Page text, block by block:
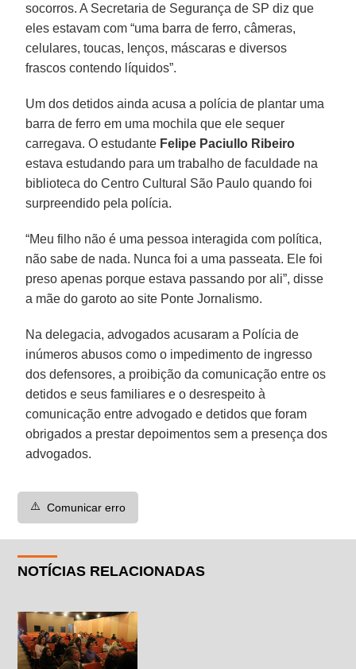
socorros. A Secretaria de Segurança de SP diz que
eles estavam com “uma barra de ferro, câmeras,
celulares, toucas, lenços, máscaras e diversos
frascos contendo líquidos”.
Um dos detidos ainda acusa a polícia de plantar uma
barra de ferro em uma mochila que ele sequer
carregava. O estudante Felipe Paciullo Ribeiro
estava estudando para um trabalho de faculdade na
biblioteca do Centro Cultural São Paulo quando foi
surpreendido pela polícia.
“Meu filho não é uma pessoa interagida com política,
não sabe de nada. Nunca foi a uma passeata. Ele foi
preso apenas porque estava passando por ali”, disse
a mãe do garoto ao site Ponte Jornalismo.
Na delegacia, advogados acusaram a Polícia de
inúmeros abusos como o impedimento de ingresso
dos defensores, a proibição da comunicação entre os
detidos e seus familiares e o desrespeito à
comunicação entre advogado e detidos que foram
obrigados a prestar depoimentos sem a presença dos
advogados.
⚠️ Comunicar erro
NOTÍCIAS RELACIONADAS